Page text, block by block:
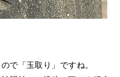
で「玉取り」ですね。